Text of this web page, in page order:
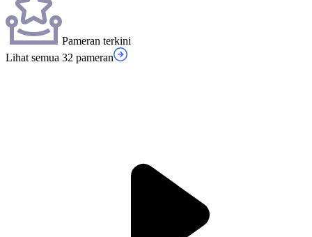
Pameran terkini
Lihat semua 32 pameran